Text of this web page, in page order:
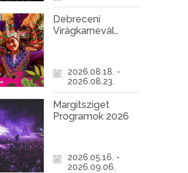
Debreceni
Virágkarnevál
2026.08.18. -
2026.08.23.
Margitsziget
Programok 2026
2026.05.16. -
2026.09.06.